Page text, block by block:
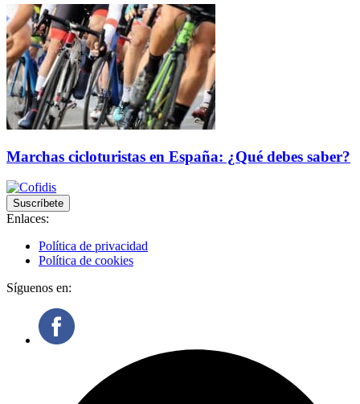
Marchas cicloturistas en España: ¿Qué debes saber?
Suscríbete
Enlaces:
Política de privacidad
Política de cookies
Síguenos en: